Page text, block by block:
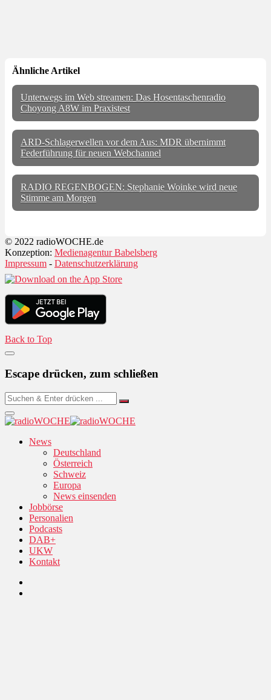
Ähnliche Artikel
Unterwegs im Web streamen: Das Hosentaschenradio
Choyong A8W im Praxistest
ARD-Schlagerwellen vor dem Aus: MDR übernimmt
Federführung für neuen Webchannel
RADIO REGENBOGEN: Stephanie Woinke wird neue
Stimme am Morgen
© 2022 radioWOCHE.de
Konzeption: Medienagentur Babelsberg
Impressum - Datenschutzerklärung
Back to Top
Escape drücken, zum schließen
News
Deutschland
Österreich
Schweiz
Europa
News einsenden
Jobbörse
Personalien
Podcasts
DAB+
UKW
Kontakt